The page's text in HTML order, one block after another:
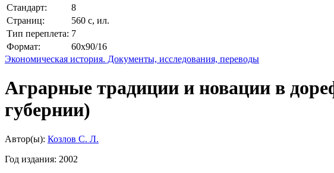
Стандарт:
8
Страниц:
560 с, ил.
Тип переплета: 7
Формат:
60х90/16
Экономическая история. Документы, исследования, переводы
Аграрные традиции и новации в
губернии)
Автор(ы): Козлов С. Л.
Год издания: 2002